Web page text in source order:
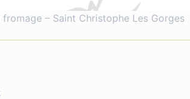
– Saint Christophe Les Gorges